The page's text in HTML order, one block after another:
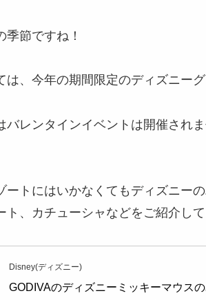
節ですね！
は、今年の期間限定のディズニー
バレンタインイベントは開催され
ートにはいかなくてもディズニー
ト、カチューシャなどをご紹介し
Disney(ディズニー)
GODIVAのディズニーミッキーマウス